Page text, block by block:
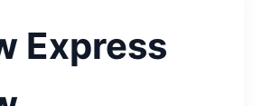
Express